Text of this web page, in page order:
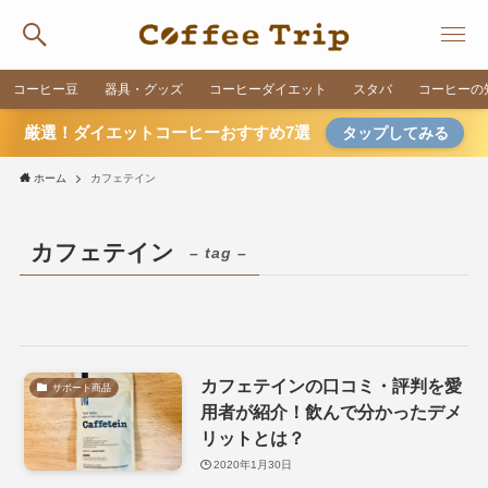
コーヒー豆 器具・グッズ コーヒーダイエット スタバ コーヒーの
厳選！ダイエットコーヒーおすすめ7選 タップしてみる
ホーム カフェテイン
カフェテイン – tag –
サポート商品
カフェテインの口コミ・評判を愛
用者が紹介！飲んで分かったデメ
リットとは？
2020年1月30日